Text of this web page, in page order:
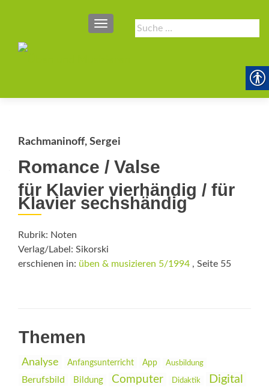
Suche
nach:
SCHALTE NAVIGATION
Rachmaninoff, Sergei
Romance / Valse
für Klavier vierhändig / für
Klavier sechshändig
Rubrik: Noten
Verlag/Label: Sikorski
erschienen in: üben & musizieren 5/1994 , Seite 55
Themen
Analyse Anfangsunterricht App Ausbildung
Berufsbild Bildung Computer Didaktik Digital